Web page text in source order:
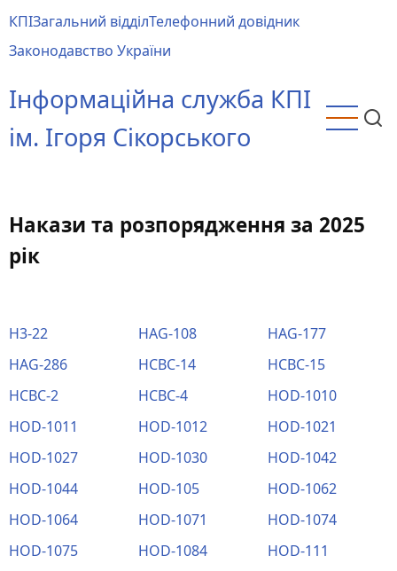
до
основного
КПІЗагальний відділТелефонний довідник
Законодавство України
Інформаційна служба КПІ
ім. Ігоря Сікорського
Накази та розпорядження за 2025
рік
H3-22 HAG-108
HAG-177
HAG-286
HCBC-14
HCBC-15
HCBC-2
HCBC-4
HOD-1010
HOD-1011
HOD-1012
HOD-1021
HOD-1027
HOD-1030
HOD-1042
HOD-1044
HOD-105
HOD-1062
HOD-1064
HOD-1071
HOD-1074
HOD-1075
HOD-1084
HOD-111